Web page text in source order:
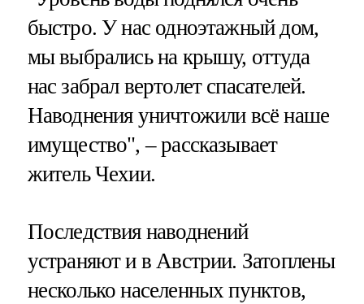
быстро. У нас одноэтажный дом,
мы выбрались на крышу, оттуда
нас забрал вертолет спасателей.
Наводнения уничтожили всё наше
имущество", – рассказывает
житель Чехии.
Последствия наводнений
устраняют и в Австрии. Затоплены
несколько населенных пунктов,